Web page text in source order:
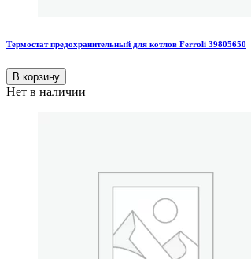
Термостат предохранительный для котлов Ferroli 39805650
В корзину
Нет в наличии